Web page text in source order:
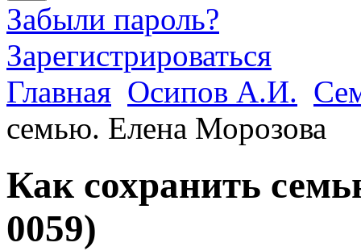
Забыли пароль?
Зарегистрироваться
Главная Осипов А.И.
семью. Елена Морозова
Как сохранить
0059)